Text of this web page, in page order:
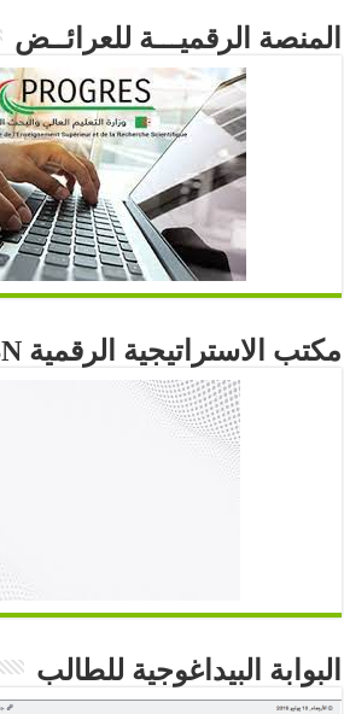
المنصة الرقميـــة للعرائــض
مكتب الاستراتيجية الرقمية BSN
البوابة البيداغوجية للطالب